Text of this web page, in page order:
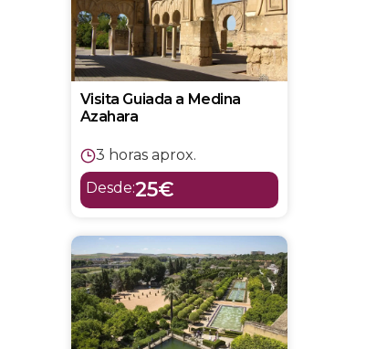
Visita Guiada a Medina
Azahara
3 horas aprox.
Desde:25€